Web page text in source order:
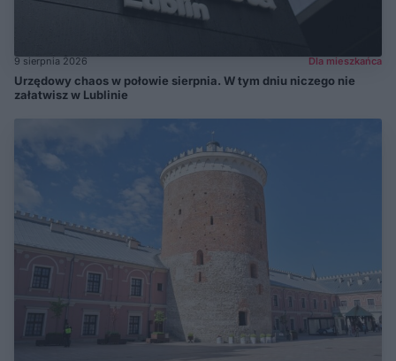
9 sierpnia 2026 Dla mieszkańca
Urzędowy chaos w połowie sierpnia. W tym dniu niczego nie
załatwisz w Lublinie